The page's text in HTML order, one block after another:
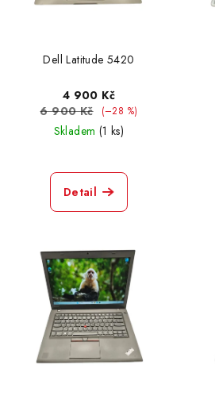
Dell Latitude 5420
4 900 Kč
6 900 Kč
(–28 %)
Skladem (1 ks)
Detail